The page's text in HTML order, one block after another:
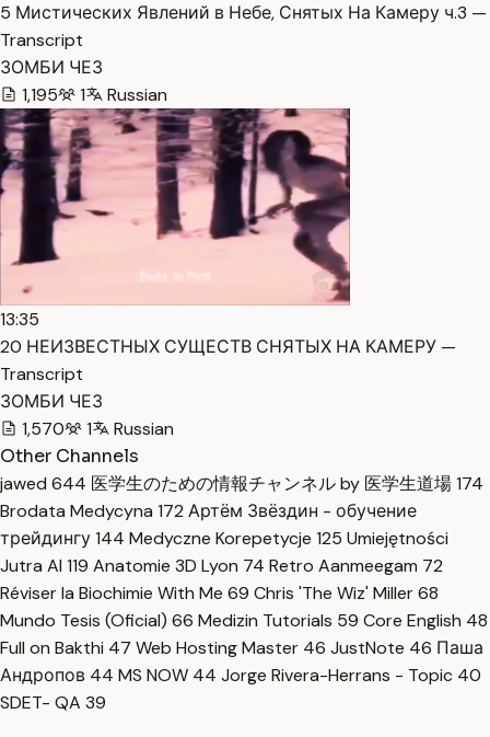
5 Мистических Явлений в Небе, Снятых На Камеру ч.3 —
Transcript
ЗОМБИ ЧЕЗ
1,195
1 Russian
13:35
20 НЕИЗВЕСТНЫХ СУЩЕСТВ СНЯТЫХ НА КАМЕРУ —
Transcript
ЗОМБИ ЧЕЗ
1,570
1
Russian
Other Channels
jawed 644 医学生のための情報チャンネル by 医学生道場174
Brodata Medycyna 172 Артём Звёздин - обучение
трейдингу144 Medyczne Korepetycje 125 Umiejętności
Jutra AI 119 Anatomie 3D Lyon 74 Retro Aanmeegam 72
Réviser la Biochimie With Me 69 Chris 'The Wiz' Miller68
Mundo Tesis (Oficial) 66 Medizin Tutorials 59 Core English 48
Full on Bakthi 47 Web Hosting Master 46 JustNote 46 Паша
Андропов 44 MS NOW 44 Jorge Rivera-Herrans - Topic 40
SDET- QA 39